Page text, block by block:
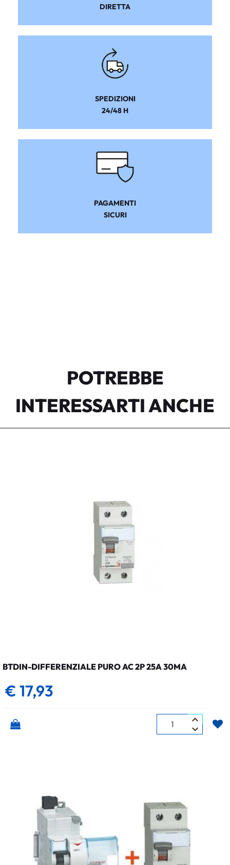
DIRETTA
SPEDIZIONI
24/48 H
PAGAMENTI
SICURI
POTREBBE
INTERESSARTI ANCHE
BTDIN-DIFFERENZIALE PURO AC 2P 25A 30MA
€ 17,93
Quantità